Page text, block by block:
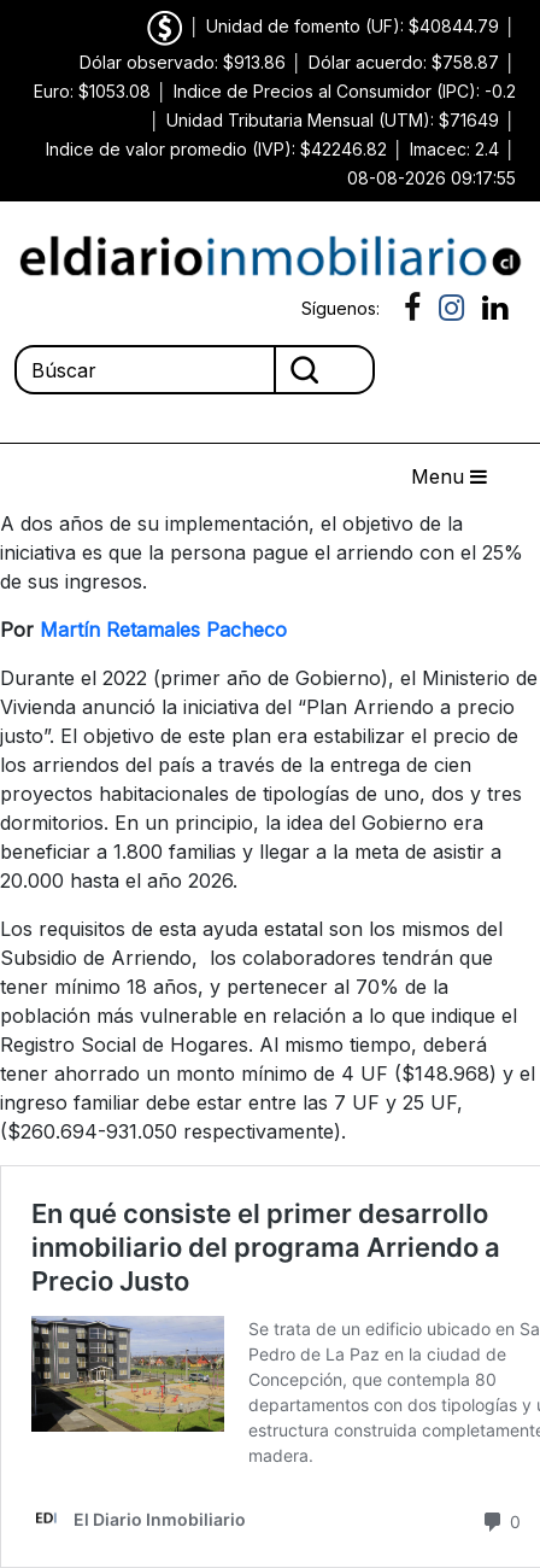
Unidad de fomento (UF): $40844.79
Dólar observado: $913.86
Dólar acuerdo: $758.87
Euro: $1053.08
Indice de Precios al Consumidor (IPC): -0.2
Unidad Tributaria Mensual (UTM): $71649
Indice de valor promedio (IVP): $42246.82
Imacec: 2.4
08-08-2026 09:17:55
Síguenos:
Menu
A dos años de su implementación, el objetivo de la
iniciativa es que la persona pague el arriendo con el 25%
de sus ingresos.
Por Martín Retamales Pacheco
Durante el 2022 (primer año de Gobierno), el Ministerio de
Vivienda anunció la iniciativa del “Plan Arriendo a precio
justo”. El objetivo de este plan era estabilizar el precio de
los arriendos del país a través de la entrega de cien
proyectos habitacionales de tipologías de uno, dos y tres
dormitorios. En un principio, la idea del Gobierno era
beneficiar a 1.800 familias y llegar a la meta de asistir a
20.000 hasta el año 2026.
Los requisitos de esta ayuda estatal son los mismos del
Subsidio de Arriendo, los colaboradores tendrán que
tener mínimo 18 años, y pertenecer al 70% de la
población más vulnerable en relación a lo que indique el
Registro Social de Hogares. Al mismo tiempo, deberá
tener ahorrado un monto mínimo de 4 UF ($148.968) y el
ingreso familiar debe estar entre las 7 UF y 25 UF,
($260.694-931.050 respectivamente).